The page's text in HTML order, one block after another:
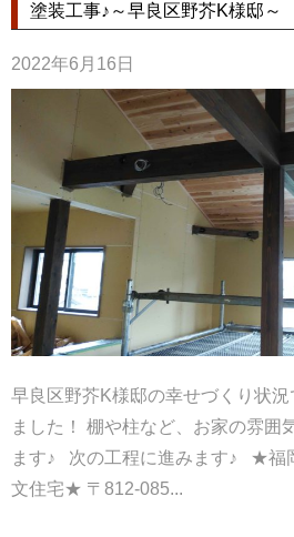
塗装工事♪～早良区野芥K様邸～
2022年6月16日
早良区野芥K様邸の幸せづくり状
ました！ 棚や柱など、お家の雰囲
ます♪ 次の工程に進みます♪ ★福
文住宅★ 〒812-085...